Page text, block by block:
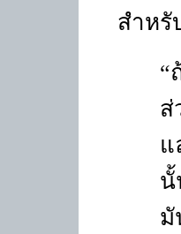
สำหรั
“
ส่
แ
นั้
มั